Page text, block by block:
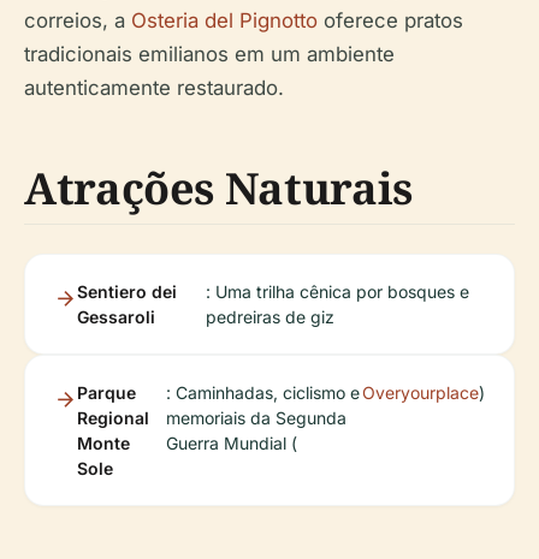
correios, a Osteria del Pignotto oferece pratos
tradicionais emilianos em um ambiente
autenticamente restaurado.
Atrações Naturais
Sentiero dei
Gessaroli
: Uma trilha cênica por bosques e
pedreiras de giz
Parque
Regional
Monte
Sole
: Caminhadas, ciclismo e
memoriais da Segunda
Guerra Mundial (
Overyourplace)